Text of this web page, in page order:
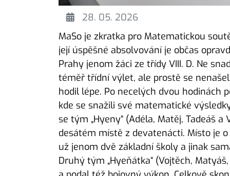
28. 05. 2026
MaSo je zkratka pro Matematickou
její úspěšné absolvování je občas
Prahy jenom žáci ze třídy VIII. D. Ne
téměř třídní výlet, ale prostě se
hodil lépe. Po necelých dvou hodinách
kde se snažili své matematické
se tým „Hyeny“ (Adéla, Matěj, Tadeáš
desátém místě z devatenácti. Místo je
už jenom dvě základní školy a jinak
Druhý tým „Hyeňátka“ (Vojtěch,